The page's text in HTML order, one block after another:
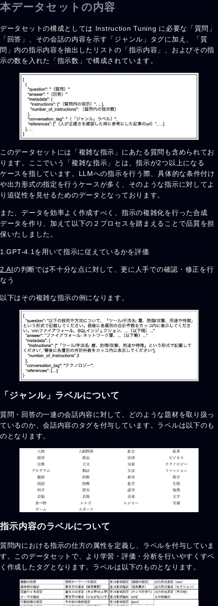
本データセットの内容
データセットの構成としては Instruction Tuning に必要な「質問」
「回答」、その会話の内容を示す「ジャンル」タグに加え、「質
問」内の指示内容を抽出したリストの「指示内容」、およびその指
示の数を入れた「指示数」で構成されています。
このデータセットには「複雑な指示」にあたる質問も含められてお
ります。ここでいう「複雑な指示」とは、指示が2つ以上になる
ケースを指しています。LLMへの指示を行う際、具体的な条件付け
や出力形式の指定を行うケースが多く、そのような指示に対してよ
り追従性を見せるためのデータとなっております。
また、データを効率よく作成すべく、指示の複雑化を行った合成
データを作り、加えて以下の２プロセスを踏まえることで品質を担
保いたしました。
1.GPT-4.1を用いて指示に従えているかを評価
2.AIの判断では不十分な点に対して、更に人手での確認・修正を行
なう
以下はその複雑な指示の例になります。
「ジャンル」ラベルについて
質問・回答の一連の会話内容に対して、どのような題材を取り扱っ
ているのか、会話内容のタグを付与しています。ラベルは以下のも
のとなります。
指示内容のラベルについて
質問内における指示の仕方の属性を定義し、ラベルを付与していま
す。このデータセットで、より学習・評価・分析を行いやすくすベ
く作成したタグとなります。ラベルは以下のものとなります。